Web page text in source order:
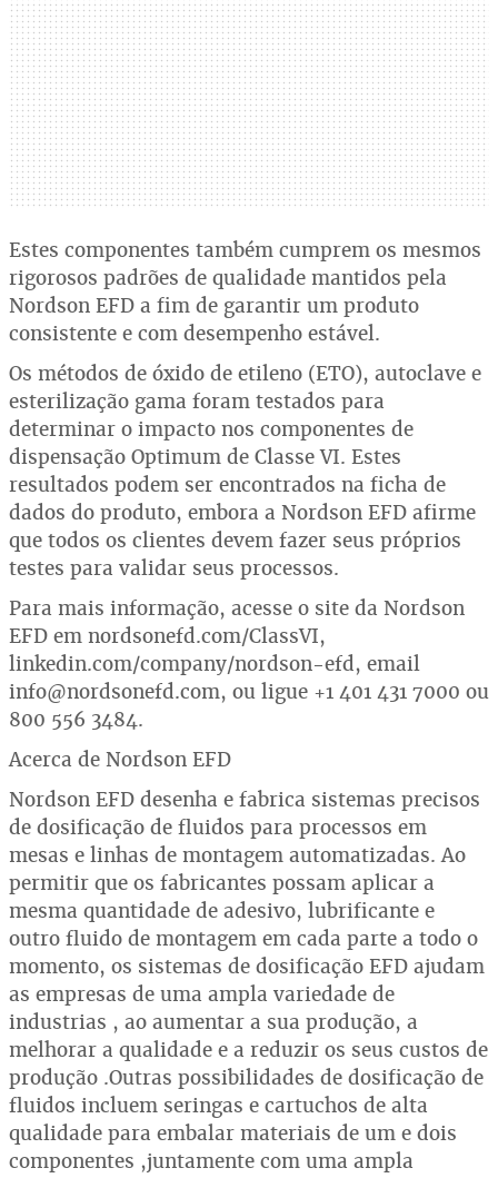
Estes componentes também cumprem os mesmos
rigorosos padrões de qualidade mantidos pela
Nordson EFD a fim de garantir um produto
consistente e com desempenho estável.
Os métodos de óxido de etileno (ETO), autoclave e
esterilização gama foram testados para
determinar o impacto nos componentes de
dispensação Optimum de Classe VI. Estes
resultados podem ser encontrados na ficha de
dados do produto, embora a Nordson EFD afirme
que todos os clientes devem fazer seus próprios
testes para validar seus processos.
Para mais informação, acesse o site da Nordson
EFD em nordsonefd.com/ClassVI,
linkedin.com/company/nordson-efd, email
info@nordsonefd.com, ou ligue +1 401 431 7000 ou
800 556 3484.
Acerca de Nordson EFD
Nordson EFD desenha e fabrica sistemas precisos
de dosificação de fluidos para processos em
mesas e linhas de montagem automatizadas. Ao
permitir que os fabricantes possam aplicar a
mesma quantidade de adesivo, lubrificante e
outro fluido de montagem em cada parte a todo o
momento, os sistemas de dosificação EFD ajudam
as empresas de uma ampla variedade de
industrias , ao aumentar a sua produção, a
melhorar a qualidade e a reduzir os seus custos de
produção .Outras possibilidades de dosificação de
fluidos incluem seringas e cartuchos de alta
qualidade para embalar materiais de um e dois
componentes ,juntamente com uma ampla